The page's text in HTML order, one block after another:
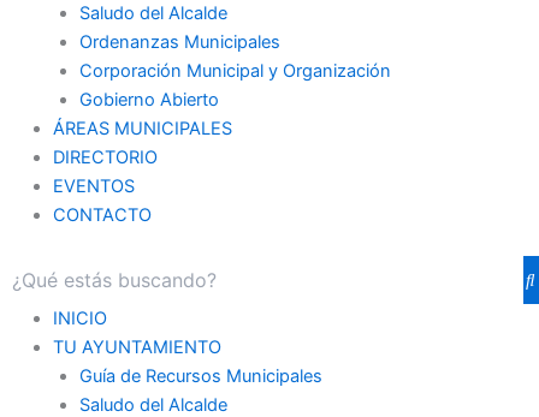
Saludo del Alcalde
Ordenanzas Municipales
Corporación Municipal y Organización
Gobierno Abierto
ÁREAS MUNICIPALES
DIRECTORIO
EVENTOS
CONTACTO
INICIO
TU AYUNTAMIENTO
Guía de Recursos Municipales
Saludo del Alcalde